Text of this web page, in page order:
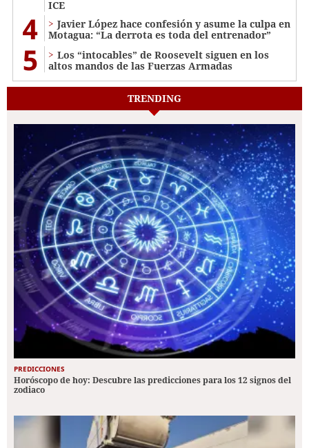
ICE
4
Javier López hace confesión y asume la culpa en
Motagua: “La derrota es toda del entrenador”
5
Los “intocables” de Roosevelt siguen en los
altos mandos de las Fuerzas Armadas
TRENDING
PREDICCIONES
Horóscopo de hoy: Descubre las predicciones para los 12 signos del
zodiaco